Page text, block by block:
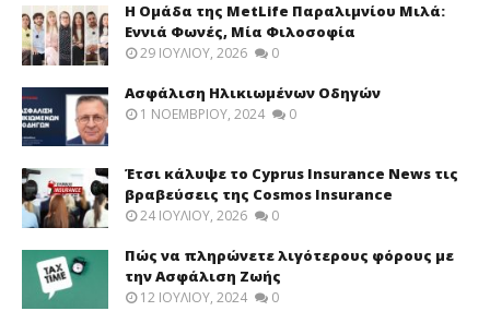
Η Ομάδα της MetLife Παραλιμνίου Μιλά:
Εννιά Φωνές, Μία Φιλοσοφία
29 ΙΟΥΛΊΟΥ, 2026 0
Ασφάλιση Ηλικιωμένων Οδηγών
1 ΝΟΕΜΒΡΊΟΥ, 2024 0
Έτσι κάλυψε το Cyprus Insurance News τις
βραβεύσεις της Cosmos Insurance
24 ΙΟΥΛΊΟΥ, 2026 0
Πώς να πληρώνετε λιγότερους φόρους με
την Ασφάλιση Ζωής
12 ΙΟΥΛΊΟΥ, 2024 0